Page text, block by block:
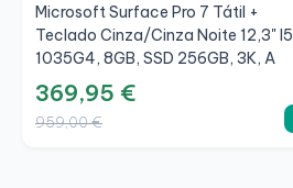
Microsoft Surface Pro 7 Tátil +
Teclado Cinza/Cinza Noite 12,3" I5
1035G4, 8GB, SSD 256GB, 3K, A
369,95 €
959,00 €